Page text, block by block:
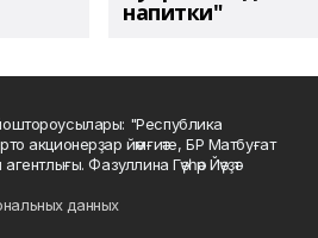
напитки"
"Республика
акционерҙар йәмғиәте, БР Матбуғат
Фазуллина Гәүһәр Йәүҙәт
данных